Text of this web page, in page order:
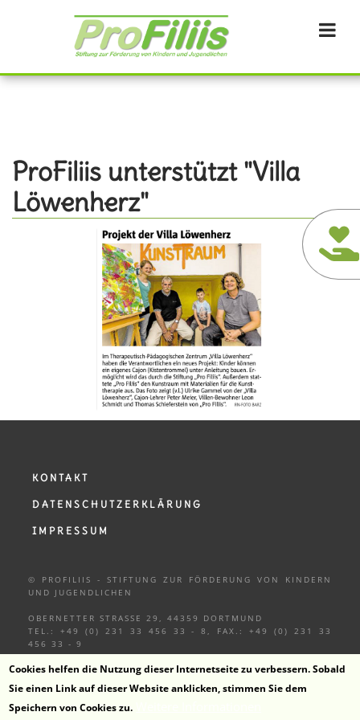
ProFiliis unterstützt "Villa
Löwenherz"
KONTAKT
DATENSCHUTZERKLÄRUNG
IMPRESSUM
© PROFILIIS - STIFTUNG ZUR FÖRDERUNG VON KINDERN
UND JUGENDLICHEN
OBERNETTER STRASSE 29, 44359 DORTMUND
TEL.: +49 (0) 231 33 456 33 - 8, FAX.: +49 (0) 231 33
456 33 - 9
Cookies helfen die Nutzung dieser Internetseite zu verbessern. Sobald
Sie einen Link auf dieser Website anklicken, stimmen Sie dem
Speichern von Cookies zu.